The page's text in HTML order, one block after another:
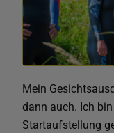
Mein
dann auch. Ich
Startaufstellung